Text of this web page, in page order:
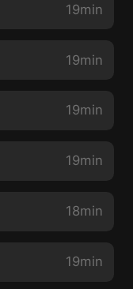
19min
19min
19min
19min
18min
19min